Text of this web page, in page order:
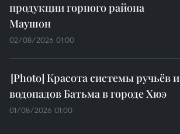
продукции горного района
Маушон
02/08/2026 01:00
Красота системы ручьёв и
водопадов Батьма в городе Хюэ
01/08/2026 01:00